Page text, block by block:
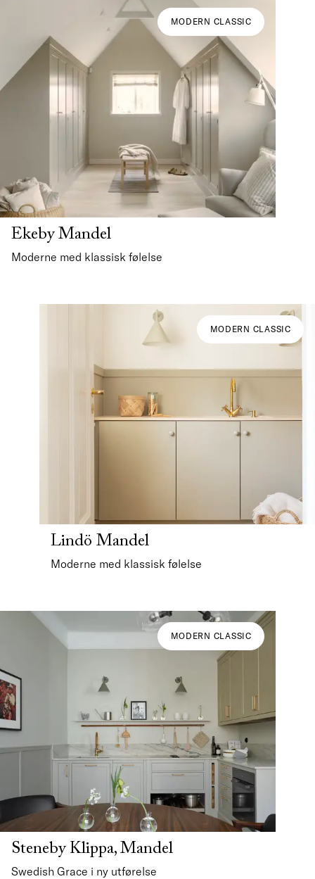
MODERN CLASSIC
Ekeby Mandel
Moderne med klassisk følelse
MODERN CLASSIC
Lindö Mandel
Moderne med klassisk følelse
MODERN CLASSIC
Steneby Klippa, Mandel
Swedish Grace i ny utførelse